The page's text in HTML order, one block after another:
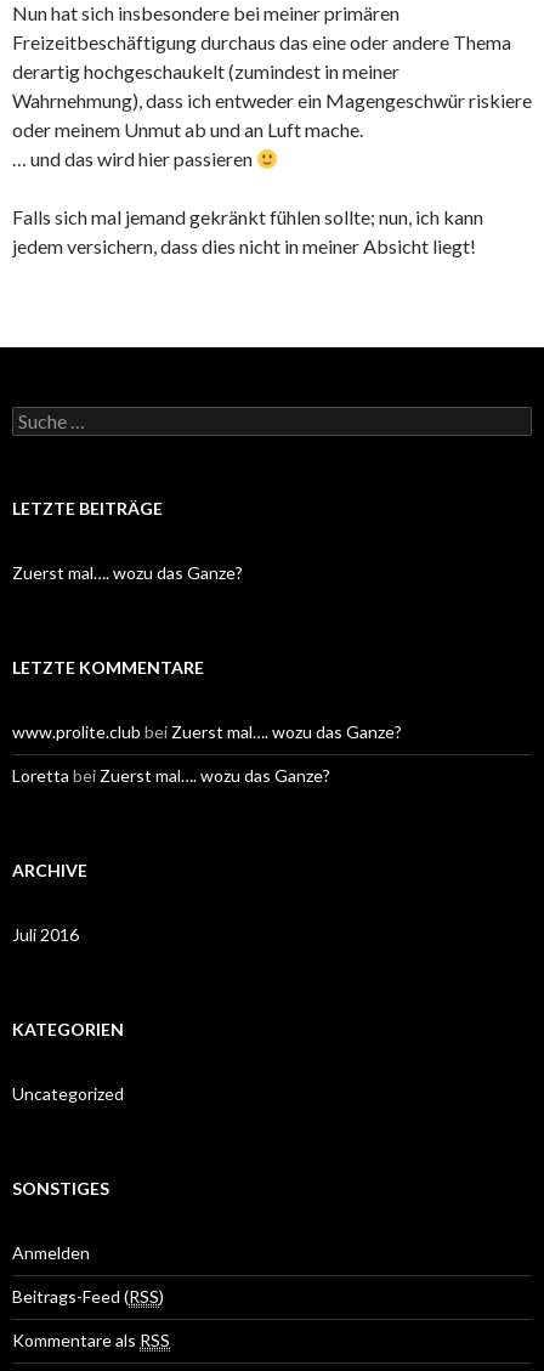
Nun hat sich insbesondere bei meiner primären
Freizeitbeschäftigung durchaus das eine oder andere Thema
derartig hochgeschaukelt (zumindest in meiner
Wahrnehmung), dass ich entweder ein Magengeschwür riskiere
oder meinem Unmut ab und an Luft mache.
… und das wird hier passieren
Falls sich mal jemand gekränkt fühlen sollte; nun, ich kann
jedem versichern, dass dies nicht in meiner Absicht liegt!
S
u
e
c
LETZTE BEITRÄGE
Zuerst mal…. wozu das Ganze?
LETZTE KOMMENTARE
www.prolite.club bei Zuerst mal…. wozu das Ganze?
Loretta bei Zuerst mal…. wozu das Ganze?
ARCHIVE
Juli 2016
KATEGORIEN
Uncategorized
SONSTIGES
Anmelden
Beitrags-Feed (RSS)
Kommentare als RSS